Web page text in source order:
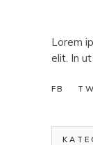
Lorem
elit. In
FB TW